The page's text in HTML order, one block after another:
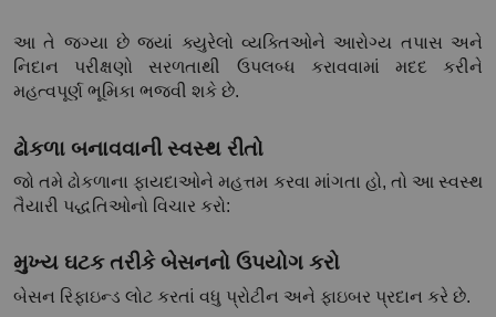
આ તે જગ્યા છે જ્યાં ક્યુરેલો વ્યક્તિઓને આરોગ્ય તપાસ અને
નિદાન પરીક્ષણો સરળતાથી ઉપલબ્ધ કરાવવામાં મદદ કરીને
મહત્વપૂર્ણ ભૂમિકા ભજવી શકે છે.
ઢોકળા બનાવવાની સ્વસ્થ રીતો
જો તમે ઢોકળાના ફાયદાઓને મહત્તમ કરવા માંગતા હો, તો આ સ્વસ્થ
તૈયારી પદ્ધતિઓનો વિચાર કરો:
મુખ્ય ઘટક તરીકે બેસનનો ઉપયોગ કરો
બેસન રિફાઇન્ડ લોટ કરતાં વધુ પ્રોટીન અને ફાઇબર પ્રદાન કરે છે.